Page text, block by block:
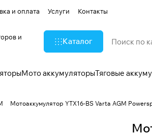
и оплата Услуги Контакты
и
Каталог
Мото аккумуляторыТяговые
Мотоаккумулятор YTX16-BS Varta AGM